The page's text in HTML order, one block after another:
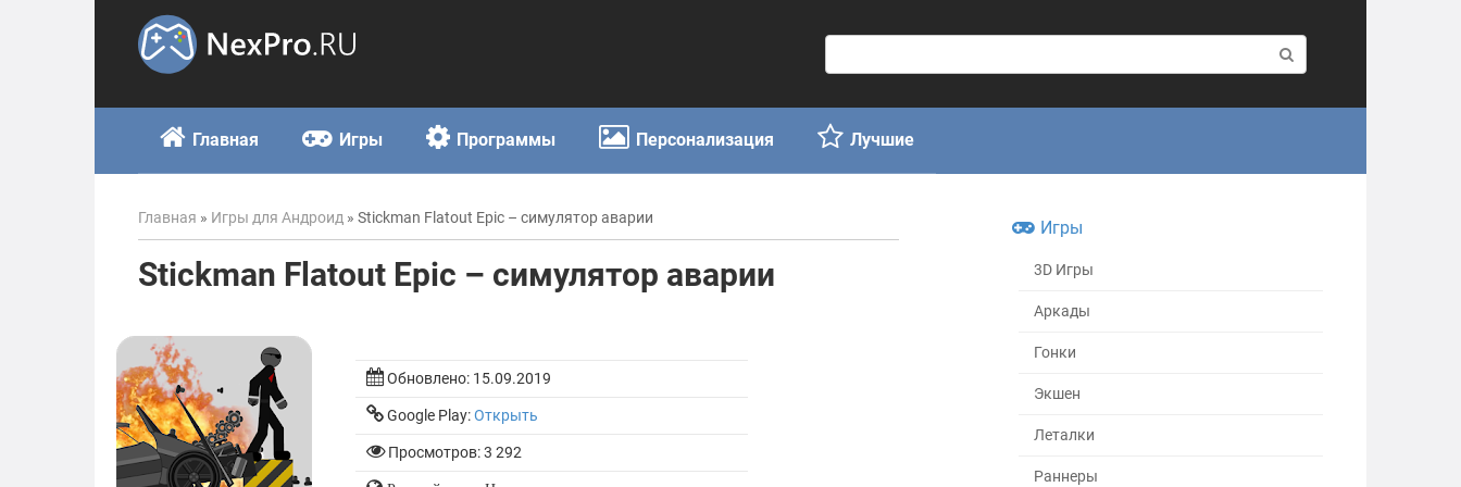
о
с
к
:
Главная Игры Программы Персонализация Лучшие
Главная » Игры для Андроид » Stickman Flatout Epic – симулятор аварии
Stickman Flatout Epic – симулятор аварии
Обновлено: 15.09.2019
Google Play:Открыть
Просмотров: 3 292
Игры
3D Игры
Аркады
Гонки
Экшен
Леталки
Раннеры